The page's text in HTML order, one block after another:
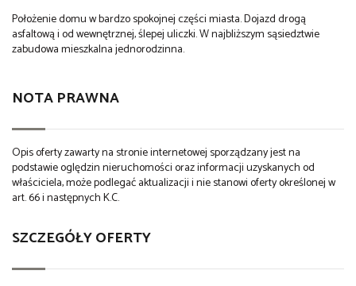
Położenie domu w bardzo spokojnej części miasta. Dojazd drogą
asfaltową i od wewnętrznej, ślepej uliczki. W najbliższym sąsiedztwie
zabudowa mieszkalna jednorodzinna.
NOTA PRAWNA
Opis oferty zawarty na stronie internetowej sporządzany jest na
podstawie oględzin nieruchomości oraz informacji uzyskanych od
właściciela, może podlegać aktualizacji i nie stanowi oferty określonej w
art. 66 i następnych K.C.
SZCZEGÓŁY OFERTY